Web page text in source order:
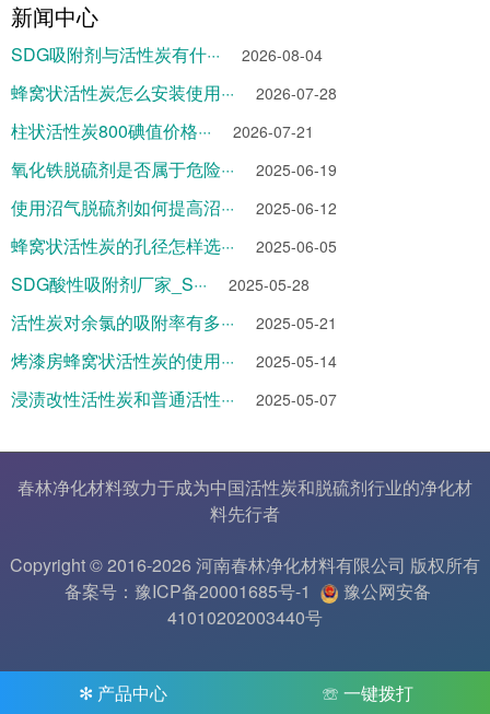
新闻中心
SDG吸附剂与活性炭有什··· 2026-08-04
蜂窝状活性炭怎么安装使用··· 2026-07-28
柱状活性炭800碘值价格··· 2026-07-21
氧化铁脱硫剂是否属于危险··· 2025-06-19
使用沼气脱硫剂如何提高沼··· 2025-06-12
蜂窝状活性炭的孔径怎样选··· 2025-06-05
SDG酸性吸附剂厂家_S··· 2025-05-28
活性炭对余氯的吸附率有多··· 2025-05-21
烤漆房蜂窝状活性炭的使用··· 2025-05-14
浸渍改性活性炭和普通活性··· 2025-05-07
春林净化材料致力于成为中国活性炭和脱硫剂行业的净化材
料先行者
Copyright © 2016-2026 河南春林净化材料有限公司 版权所有
备案号：豫ICP备20001685号-1
豫公网安备
41010202003440号
✻ 产品中心 ☏ 一键拨打